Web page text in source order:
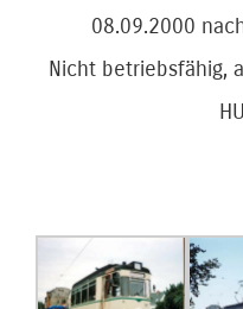
08.09.2000
Nicht betriebsfähig,